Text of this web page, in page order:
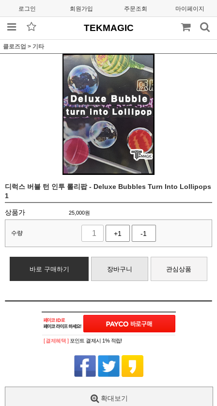
로그인 회원가입 주문조회 마이페이지
TEKMAGIC
클로즈업 > 기타
디럭스 버블 턴 인투 롤리팝 - Deluxe Bubbles Turn Into Lollipops
1
상품가 25,000원
수량 +1 -1
바로 구매하기 장바구니 관심상품
[ 결제혜택 ] 포인트 결제시 1% 적립!
확대보기